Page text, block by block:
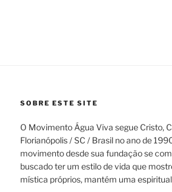
SOBRE ESTE SITE
O Movimento Água Viva segue Cristo,
Florianópolis / SC / Brasil no ano de
movimento desde sua fundação se
buscado ter um estilo de vida que
mística próprios, mantém uma